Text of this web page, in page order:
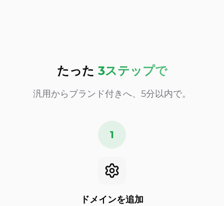
たった 3ステップで
汎用からブランド付きへ、5分以内で。
1
ドメインを追加